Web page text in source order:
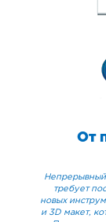
От
требует
новых
и 3D макет,